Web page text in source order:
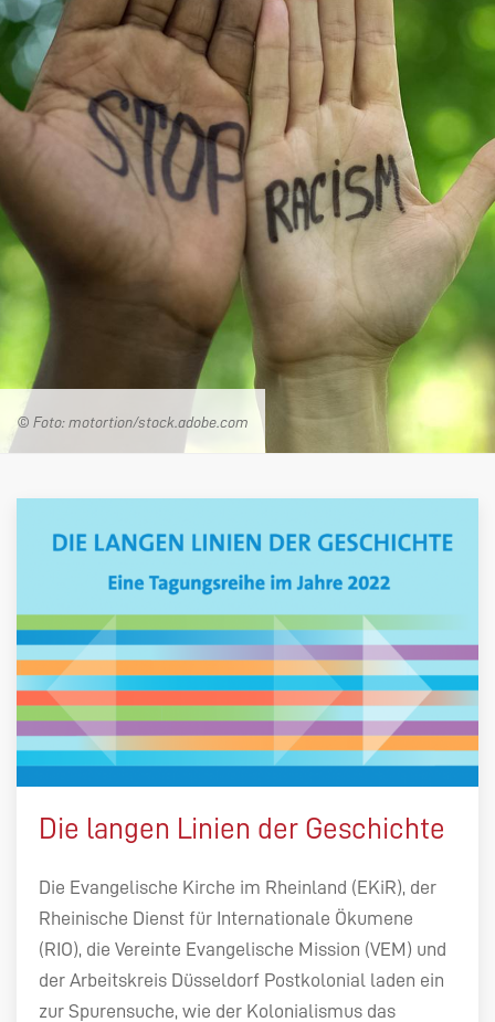
© Foto: motortion/stock.adobe.com
Die langen Linien der Geschichte
Die Evangelische Kirche im Rheinland (EKiR), der
Rheinische Dienst für Internationale Ökumene
(RIO), die Vereinte Evangelische Mission (VEM) und
der Arbeitskreis Düsseldorf Postkolonial laden ein
zur Spurensuche, wie der Kolonialismus das